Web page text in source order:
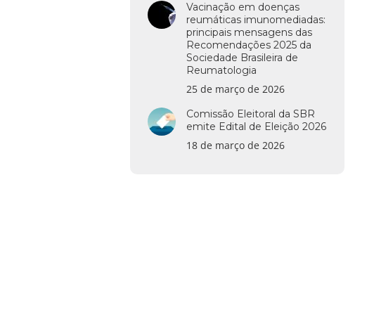
Vacinação em doenças
reumáticas imunomediadas:
principais mensagens das
Recomendações 2025 da
Sociedade Brasileira de
Reumatologia
25 de março de 2026
Comissão Eleitoral da SBR
emite Edital de Eleição 2026
18 de março de 2026